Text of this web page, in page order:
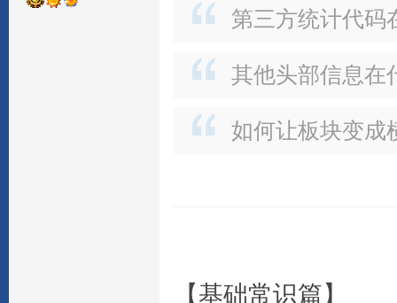
第三方统计代码
其他头部信息在
如何让板块变成
【基础常识篇】